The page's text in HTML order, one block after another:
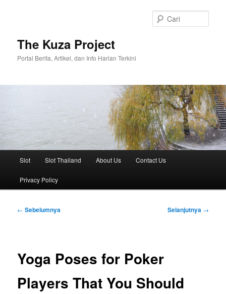
The Kuza Project
Portal Berita, Artikel, dan Info Harian Terkini
Slot Slot Thailand About Us Contact Us
Privacy Policy
Navigasi
← Sebelumnya Selanjutnya →
Yoga Poses for Poker
Players That You Should